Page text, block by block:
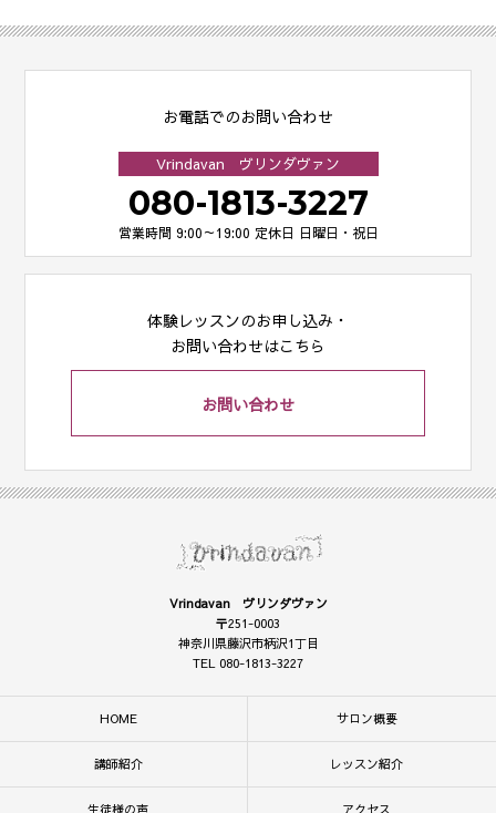
お電話でのお問い合わせ
Vrindavan ヴリンダヴァン
080-1813-3227
営業時間 9:00～19:00 定休日 日曜日・祝日
体験レッスンのお申し込み・
お問い合わせはこちら
お問い合わせ
Vrindavan ヴリンダヴァン
〒251-0003
神奈川県藤沢市柄沢1丁目
TEL 080-1813-3227
HOME サロン概要
講師紹介 レッスン紹介
生徒様の声 アクセス